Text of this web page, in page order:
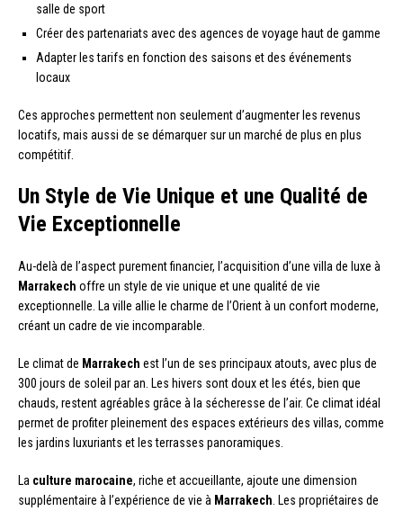
salle de sport
Créer des partenariats avec des agences de voyage haut de gamme
Adapter les tarifs en fonction des saisons et des événements
locaux
Ces approches permettent non seulement d’augmenter les revenus
locatifs, mais aussi de se démarquer sur un marché de plus en plus
compétitif.
Un Style de Vie Unique et une Qualité de
Vie Exceptionnelle
Au-delà de l’aspect purement financier, l’acquisition d’une villa de luxe à
Marrakech offre un style de vie unique et une qualité de vie
exceptionnelle. La ville allie le charme de l’Orient à un confort moderne,
créant un cadre de vie incomparable.
Le climat de Marrakech est l’un de ses principaux atouts, avec plus de
300 jours de soleil par an. Les hivers sont doux et les étés, bien que
chauds, restent agréables grâce à la sécheresse de l’air. Ce climat idéal
permet de profiter pleinement des espaces extérieurs des villas, comme
les jardins luxuriants et les terrasses panoramiques.
La culture marocaine, riche et accueillante, ajoute une dimension
supplémentaire à l’expérience de vie à Marrakech . Les propriétaires de